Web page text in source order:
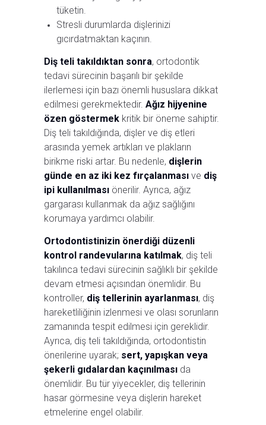
tüketin.
Stresli durumlarda dişlerinizi
gıcırdatmaktan kaçının.
Diş teli takıldıktan sonra, ortodontik
tedavi sürecinin başarılı bir şekilde
ilerlemesi için bazı önemli hususlara dikkat
edilmesi gerekmektedir. Ağız hijyenine
özen göstermek kritik bir öneme sahiptir.
Diş teli takıldığında, dişler ve diş etleri
arasında yemek artıkları ve plakların
birikme riski artar. Bu nedenle, dişlerin
günde en az iki kez fırçalanması ve diş
ipi kullanılması önerilir. Ayrıca, ağız
gargarası kullanmak da ağız sağlığını
korumaya yardımcı olabilir.
Ortodontistinizin önerdiği düzenli
kontrol randevularına katılmak, diş teli
takılınca tedavi sürecinin sağlıklı bir şekilde
devam etmesi açısından önemlidir. Bu
kontroller, diş tellerinin ayarlanması, diş
hareketliliğinin izlenmesi ve olası sorunların
zamanında tespit edilmesi için gereklidir.
Ayrıca, diş teli takıldığında, ortodontistin
önerilerine uyarak; sert, yapışkan veya
şekerli gıdalardan kaçınılması da
önemlidir. Bu tür yiyecekler, diş tellerinin
hasar görmesine veya dişlerin hareket
etmelerine engel olabilir.